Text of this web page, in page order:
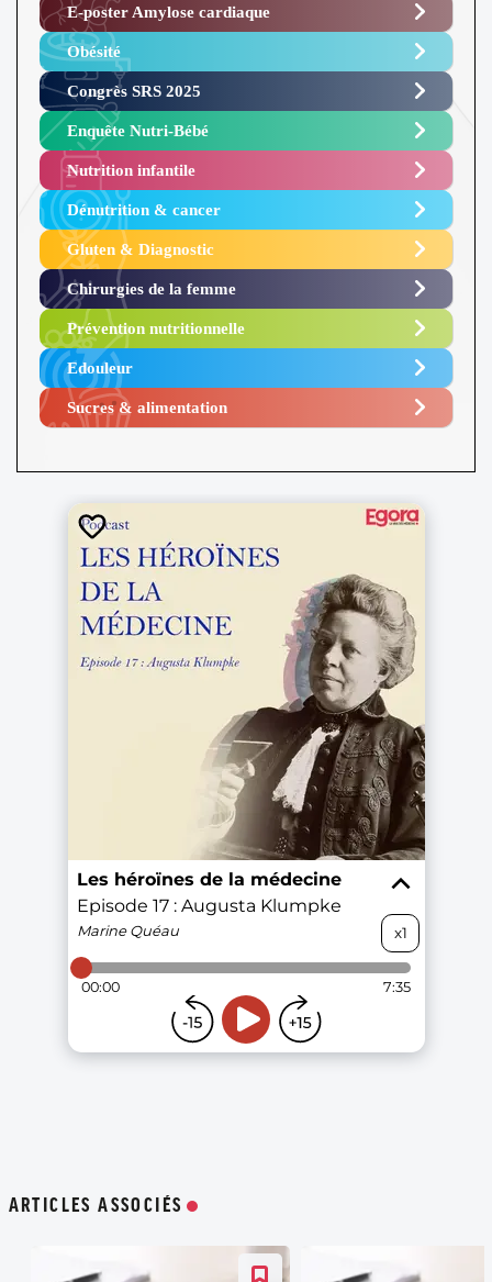
E-poster Amylose cardiaque ​
Obésité ​
Congrès SRS 2025 ​
Enquête Nutri-Bébé ​
Nutrition infantile
Dénutrition & cancer
Gluten & Diagnostic
Chirurgies de la femme
Prévention nutritionnelle
Edouleur​
Sucres & alimentation​
ARTICLES ASSOCIÉS